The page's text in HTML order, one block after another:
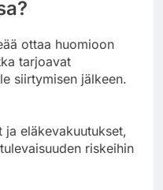
ottaa huomioon
tarjoavat
siirtymisen jälkeen.
eläkevakuutukset,
riskeihin